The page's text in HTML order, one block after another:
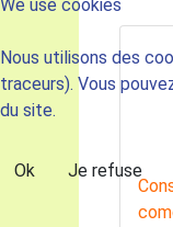
We use cookies
Nous utilisons des
traceurs). Vous
du site.
Ok
Je refuse